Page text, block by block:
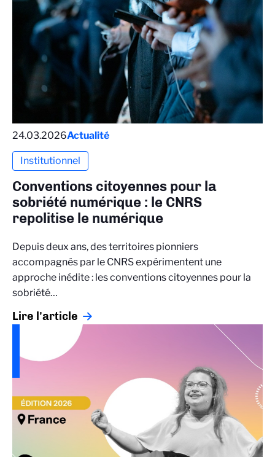
24.03.2026Actualité
Institutionnel
Conventions citoyennes pour la
sobriété numérique : le CNRS
repolitise le numérique
Depuis deux ans, des territoires pionniers
accompagnés par le CNRS expérimentent une
approche inédite : les conventions citoyennes pour la
sobriété…
Lire l'article